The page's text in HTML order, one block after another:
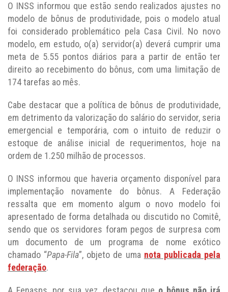
O INSS informou que estão sendo realizados ajustes no
modelo de bônus de produtividade, pois o modelo atual
foi considerado problemático pela Casa Civil. No novo
modelo, em estudo, o(a) servidor(a) deverá cumprir uma
meta de 5.55 pontos diários para a partir de então ter
direito ao recebimento do bônus, com uma limitação de
174 tarefas ao mês.
Cabe destacar que a política de bônus de produtividade,
em detrimento da valorização do salário do servidor, seria
emergencial e temporária, com o intuito de reduzir o
estoque de análise inicial de requerimentos, hoje na
ordem de 1.250 milhão de processos.
O INSS informou que haveria orçamento disponível para
implementação novamente do bônus. A Federação
ressalta que em momento algum o novo modelo foi
apresentado de forma detalhada ou discutido no Comitê,
sendo que os servidores foram pegos de surpresa com
um documento de um programa de nome exótico
chamado “Papa-Fila”, objeto de uma nota publicada pela
federação.